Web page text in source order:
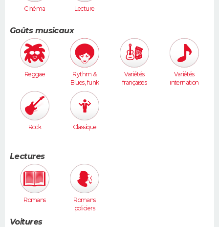
Cinéma Lecture
Goûts musicaux
Reggae
Rythm &
Blues, funk
Variétés
françaises
Variétés
internation
Rock Classique
Lectures
Romans
Romans
policiers
Voitures